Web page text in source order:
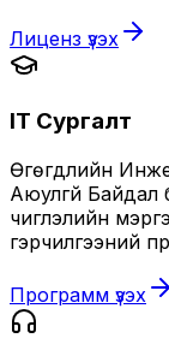
Лиценз үзэх
IT Сургалт
Өгөгдлийн
Аюулгүй
чиглэлийн
гэрчилгээний
Программ үзэх